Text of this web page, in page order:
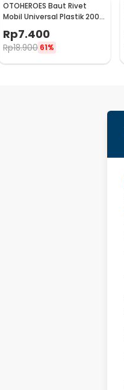
OTOHEROES Baut Rivet
Mobil Universal Plastik 200
Rp7.400
Rp18.900 61%